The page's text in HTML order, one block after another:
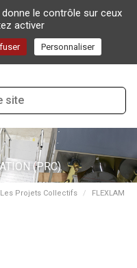
(PRC)
Les Projets Collectifs FLEXLAM
le contrôle sur ceux
activer
Personnaliser